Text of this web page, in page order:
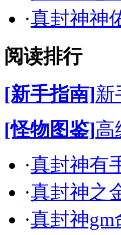
·真封神神
阅读排行
[新手指南]新
[怪物图鉴]高
·真封神有
·真封神之
·真封神gm